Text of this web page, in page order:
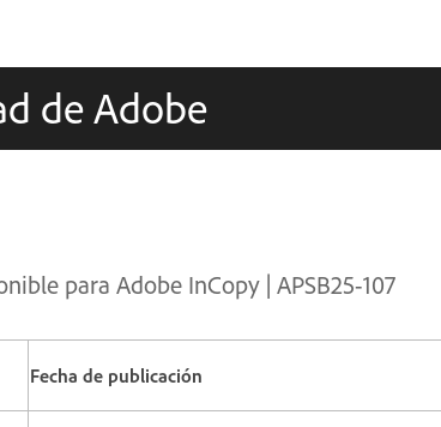
de Adobe
para Adobe InCopy | APSB25-107
Fecha de publicación